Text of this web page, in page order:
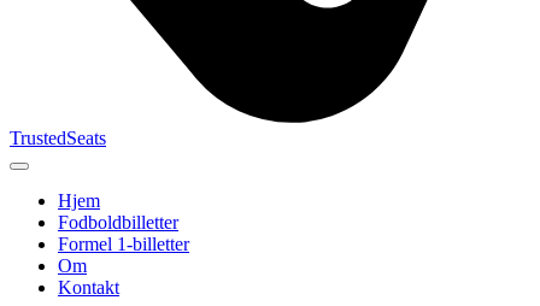
TrustedSeats
Hjem
Fodboldbilletter
Formel 1-billetter
Om
Kontakt